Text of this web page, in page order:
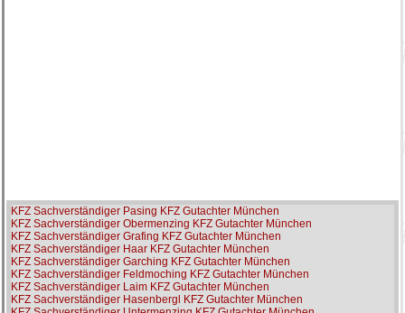
KFZ Sachverständiger Pasing KFZ Gutachter München
KFZ Sachverständiger Obermenzing KFZ Gutachter München
KFZ Sachverständiger Grafing KFZ Gutachter München
KFZ Sachverständiger Haar KFZ Gutachter München
KFZ Sachverständiger Garching KFZ Gutachter München
KFZ Sachverständiger Feldmoching KFZ Gutachter München
KFZ Sachverständiger Laim KFZ Gutachter München
KFZ Sachverständiger Hasenbergl KFZ Gutachter München